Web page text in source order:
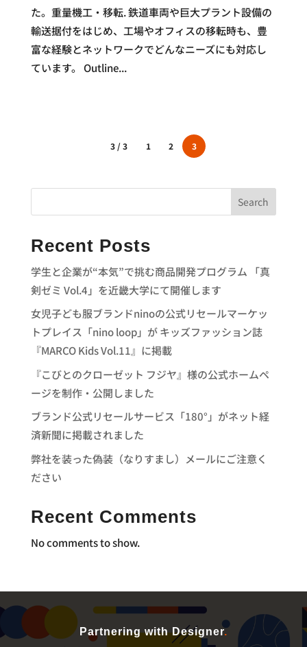
た。重量機工・移転. 鉄道車両や巨大プラント設備の
輸送据付をはじめ、工場やオフィスの移転時も、豊
富な経験とネットワークでどんなニーズにも対応し
ています。 Outline...
3 / 3 1 2 3
Search
Recent Posts
学生と企業が“本気”で挑む商品開発プログラム 「真
剣ゼミ Vol.4」を近畿大学にて開催します
女児子ども服ブランドninoの公式リセールマーケッ
トプレイス「nino loop」が キッズファッション誌
『MARCO Kids Vol.11』に掲載
『こびとのクローゼット フジヤ』様の公式ホームペ
ージを制作・公開しました
ブランド公式リセールサービス「180°」がネット経
済新聞に掲載されました
弊社を装った偽装（なりすまし）メールにご注意く
ださい
Recent Comments
No comments to show.
Partnering with Designer.